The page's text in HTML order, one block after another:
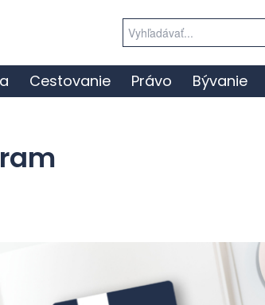
for:
Cestovanie Právo Bývanie